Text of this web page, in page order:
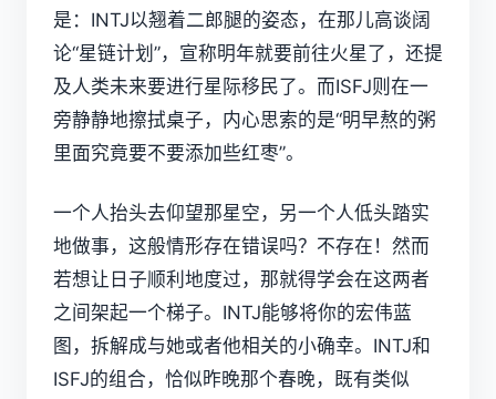
是：INTJ以翘着二郎腿的姿态，在那儿高谈阔
论“星链计划”，宣称明年就要前往火星了，还提
及人类未来要进行星际移民了。而ISFJ则在一
旁静静地擦拭桌子，内心思索的是“明早熬的粥
里面究竟要不要添加些红枣”。
一个人抬头去仰望那星空，另一个人低头踏实
地做事，这般情形存在错误吗？不存在！然而
若想让日子顺利地度过，那就得学会在这两者
之间架起一个梯子。INTJ能够将你的宏伟蓝
图，拆解成与她或者他相关的小确幸。INTJ和
ISFJ的组合，恰似昨晚那个春晚，既有类似